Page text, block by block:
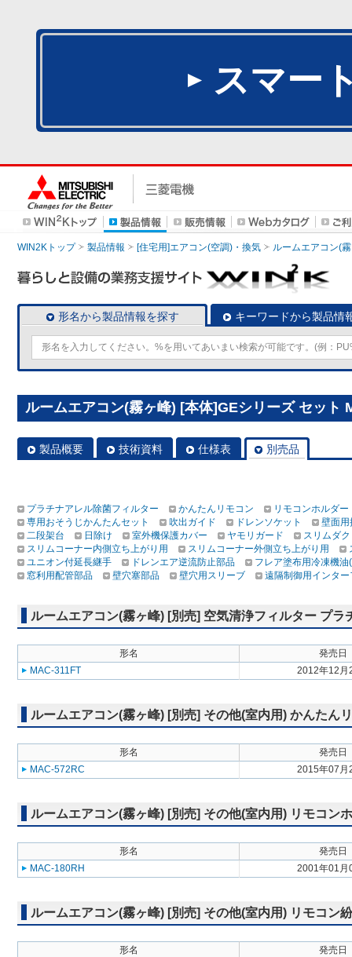
スマー
WIN2Kトップ 製品情報 [住宅用]エアコン(空調)・換気 ルームエアコン(
形名から製品情報を探す キーワードから製品情
ルームエアコン(霧ヶ峰) [本体]GEシリーズ セット
製品概要 技術資料 仕様表 別売品
プラチナアレル除菌フィルター かんたんリモコン
リモコンホルダー
専用おそうじかんたんセット
吹出ガイド ドレンソケット
壁面用
二段架台
日除け 室外機保護カバー ヤモリガード
スリムダ
スリムコーナー内側立ち上がり用
スリムコーナー外側立ち上がり用
ユニオン付延長継手
ドレンエア逆流防止部品
フレア塗布用冷凍機
窓利用配管部品
壁穴塞部品 壁穴用スリーブ 遠隔制御用インター
ルームエアコン(霧ヶ峰) [別売] 空気清浄フィルター プラ
形名
発売日
MAC-311FT
2012年12月
ルームエアコン(霧ヶ峰) [別売] その他(室内用) かんたん
形名
発売日
MAC-572RC
2015年07月
ルームエアコン(霧ヶ峰) [別売] その他(室内用) リモコン
形名
発売日
MAC-180RH
2001年01月
ルームエアコン(霧ヶ峰) [別売] その他(室内用) リモコン
形名
発売日